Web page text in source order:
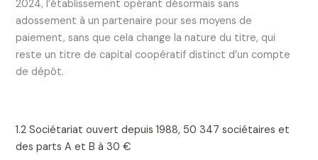
2024, l’établissement opérant désormais sans
adossement à un partenaire pour ses moyens de
paiement, sans que cela change la nature du titre, qui
reste un titre de capital coopératif distinct d’un compte
de dépôt.
1.2 Sociétariat ouvert depuis 1988, 50 347 sociétaires et
des parts A et B à 30 €